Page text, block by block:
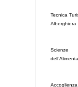
Tecnica
Alberghiera
Scienze
Accoglienza